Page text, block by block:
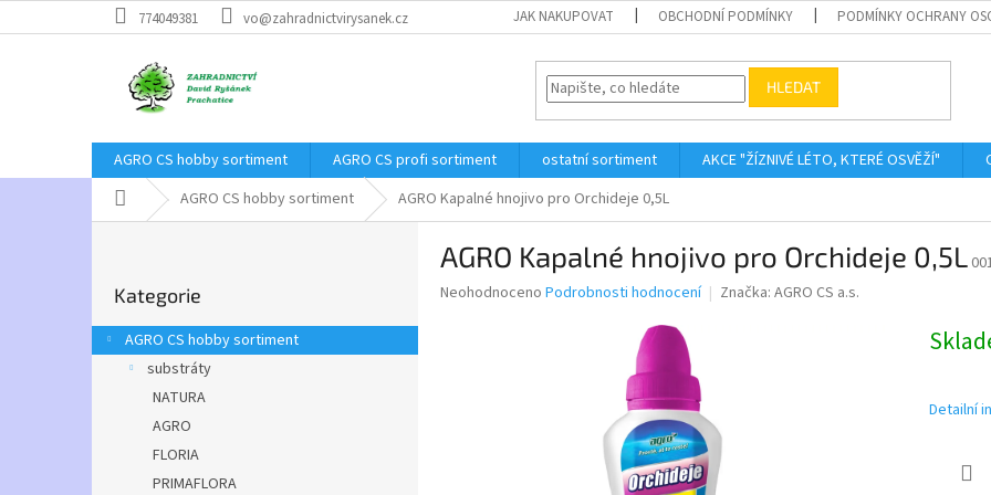
na
774049381 vo@zahradnictvirysanek.cz JAK NAKUPOVAT OBCHODNÍ PODMÍNKY PODMÍNKY OCHRANY
HLEDAT
AGRO CS hobby sortiment AGRO CS profi sortiment ostatní sortiment AKCE "ŽÍZNIVÉ LÉTO, KTERÉ OSVĚŽÍ"
Domů AGRO CS hobby sortiment AGRO Kapalné hnojivo pro Orchideje 0,5L
r
a
kategorie
Kategorie
AGRO CS hobby sortiment
substráty
NATURA
AGRO
FLORIA
PRIMAFLORA
AGRO Kapalné hnojivo pro Orchideje 0,5L
Průměrné
Neohodnoceno Podrobnosti hodnocení Značka: AGRO CS a.s.
Detailní